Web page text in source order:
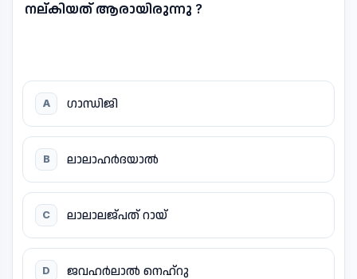
നല്കിയത് ആരായിരുന്നു ?
A ഗാന്ധിജി
B ലാലാഹർദയാൽ
C ലാലാലജ്പത് റായ്
D ജവഹർലാൽ നെഹ്റു